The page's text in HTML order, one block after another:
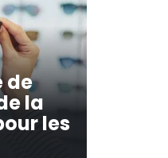
de
la
les